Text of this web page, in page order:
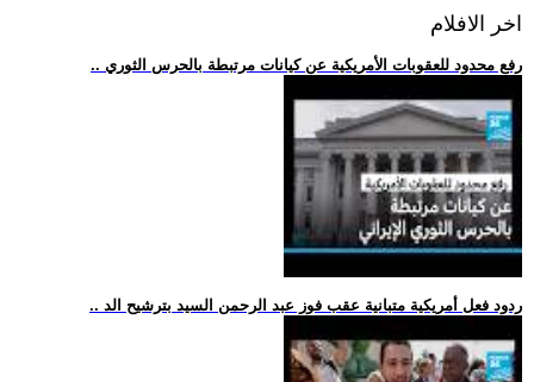
اخر الافلام
.. رفع محدود للعقوبات الأمريكية عن كيانات مرتبطة بالحرس الثوري
.. ردود فعل أمريكية متبانية عقب فوز عبد الرحمن السيد بترشيح الد